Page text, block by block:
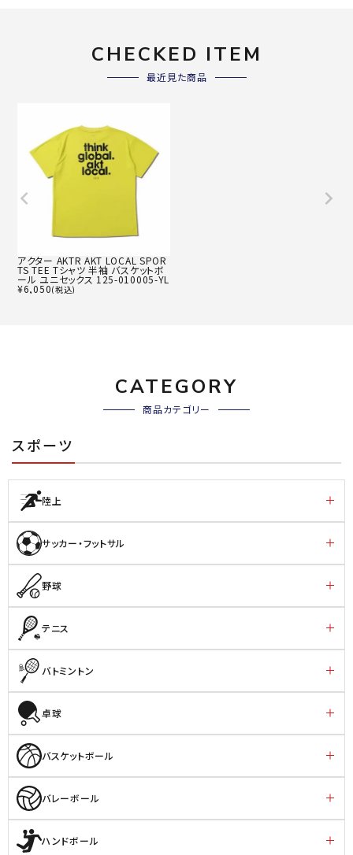
CHECKED ITEM
最近見た商品
アクター AKTR AKT LOCAL SPOR
TS TEE Tシャツ 半袖 バスケットボ
ール ユニセックス 125-010005-YL
¥6,050(税込)
CATEGORY
商品カテゴリー
スポーツ
陸上
サッカー・フットサル
野球
テニス
バトミントン
卓球
バスケットボール
バレーボール
ハンドボール